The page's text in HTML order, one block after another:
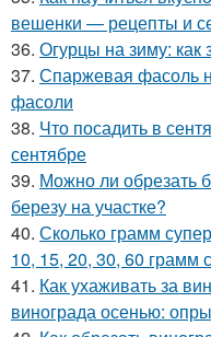
вешенки — рецепты и
36. Огурцы на зиму: как
37. Спаржевая фасоль
фасоли
38. Что посадить в
сентябре
39. Можно ли обрезать
березу на участке?
40. Сколько грамм
10, 15, 20, 30, 60 грамм
41. Как ухаживать за
винограда осенью: